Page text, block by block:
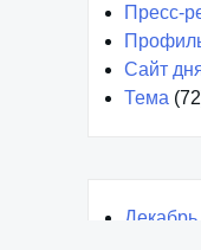
Пресс-
Сайт
Тема